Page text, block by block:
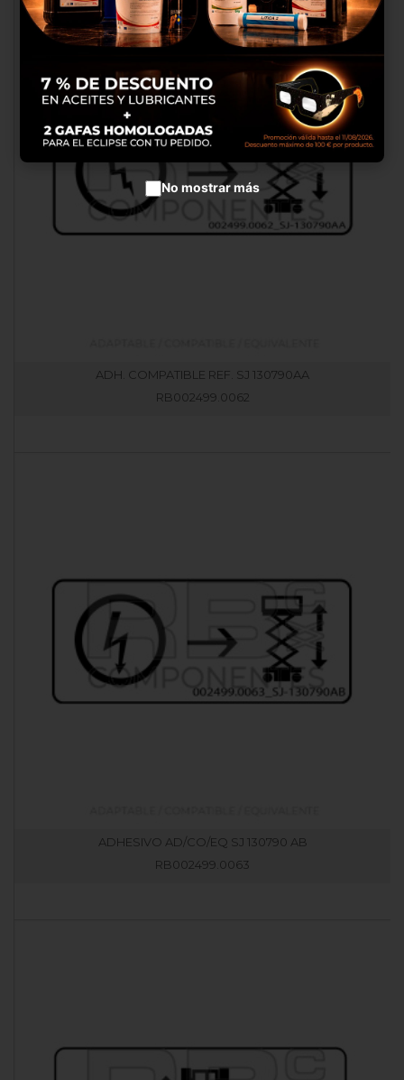
ADH. COMPATIBLE REF. SJ 130790AA
RB002499.0062
ADHESIVO AD/CO/EQ SJ 130790 AB
RB002499.0063
productos en anuncios
publicitarios.
Aceptar cookies
No mostrar más